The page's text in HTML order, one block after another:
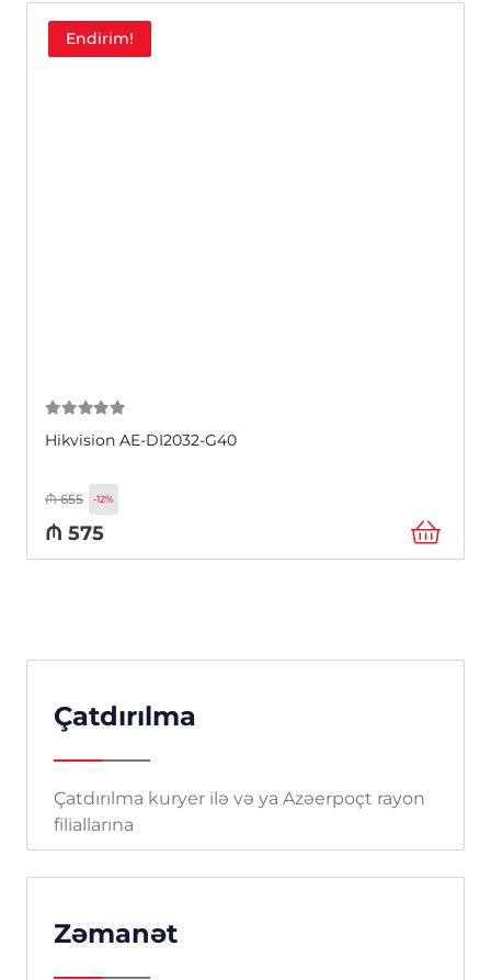
Endirim!
Hikvision AE-DI2032-G40
₼655 -12%
₼ 575
Çatdırılma
Çatdırılma kuryer ilə və ya Azəerpoçt rayon
filiallarına
Zəmanət